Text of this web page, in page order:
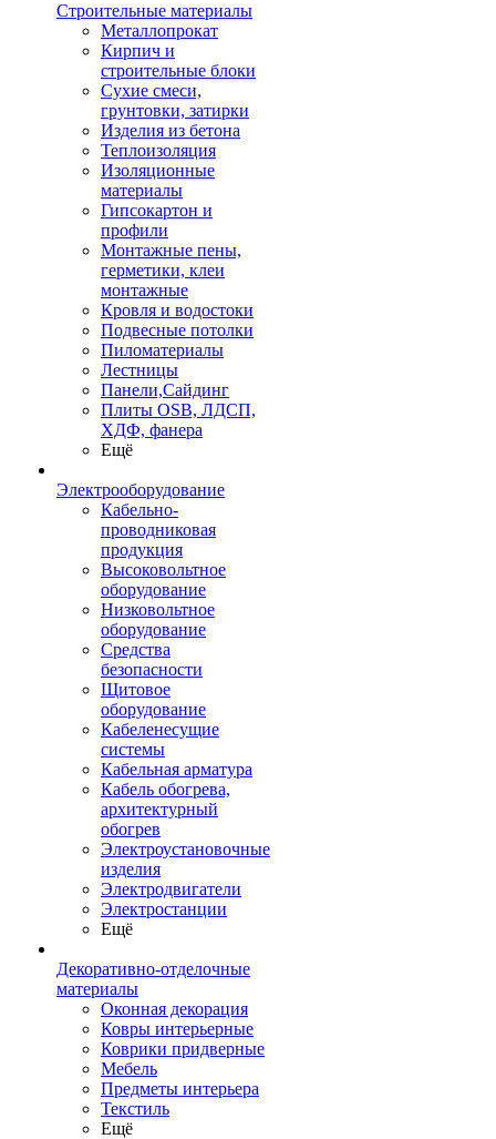
Строительные материалы
Металлопрокат
Кирпич и
строительные блоки
Сухие смеси,
грунтовки, затирки
Изделия из бетона
Теплоизоляция
Изоляционные
материалы
Гипсокартон и
профили
Монтажные пены,
герметики, клеи
монтажные
Кровля и водостоки
Подвесные потолки
Пиломатериалы
Лестницы
Панели,Сайдинг
Плиты OSB, ЛДСП,
ХДФ, фанера
Ещё
Электрооборудование
Кабельно-
проводниковая
продукция
Высоковольтное
оборудование
Низковольтное
оборудование
Средства
безопасности
Щитовое
оборудование
Кабеленесущие
системы
Кабельная арматура
Кабель обогрева,
архитектурный
обогрев
Электроустановочные
изделия
Электродвигатели
Электростанции
Ещё
Декоративно-отделочные
материалы
Оконная декорация
Ковры интерьерные
Коврики придверные
Мебель
Предметы интерьера
Текстиль
Ещё